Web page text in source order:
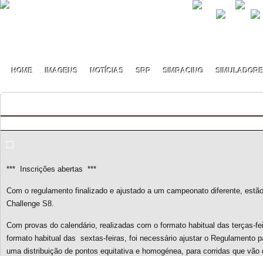
HOME IMAGENS NOTÍCIAS SRP SIMRACING
*** Inscrições abertas ***
Com o regulamento finalizado e ajustado a um campeonato diferente,
Challenge S8.
Com provas do calendário, realizadas com o formato habitual das terças-
formato habitual das sextas-feiras, foi necessário ajustar o Regulamento
uma distribuição de pontos equitativa e homogénea, para corridas que